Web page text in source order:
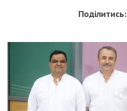
Поділитись: